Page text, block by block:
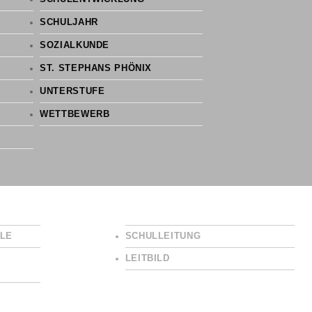
SCHULJAHR
SOZIALKUNDE
ST. STEPHANS PHÖNIX
UNTERSTUFE
WETTBEWERB
SCHULLEITUNG
LEITBILD